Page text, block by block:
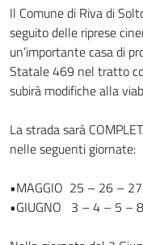
Il Comune di Riva di
seguito delle riprese
un’importante casa di
Statale 469 nel tratto
subirà modifiche alla
La strada sarà
nelle seguenti giornate:
•MAGGIO 25 – 26 –
•GIUGNO 3 – 4 – 5 –